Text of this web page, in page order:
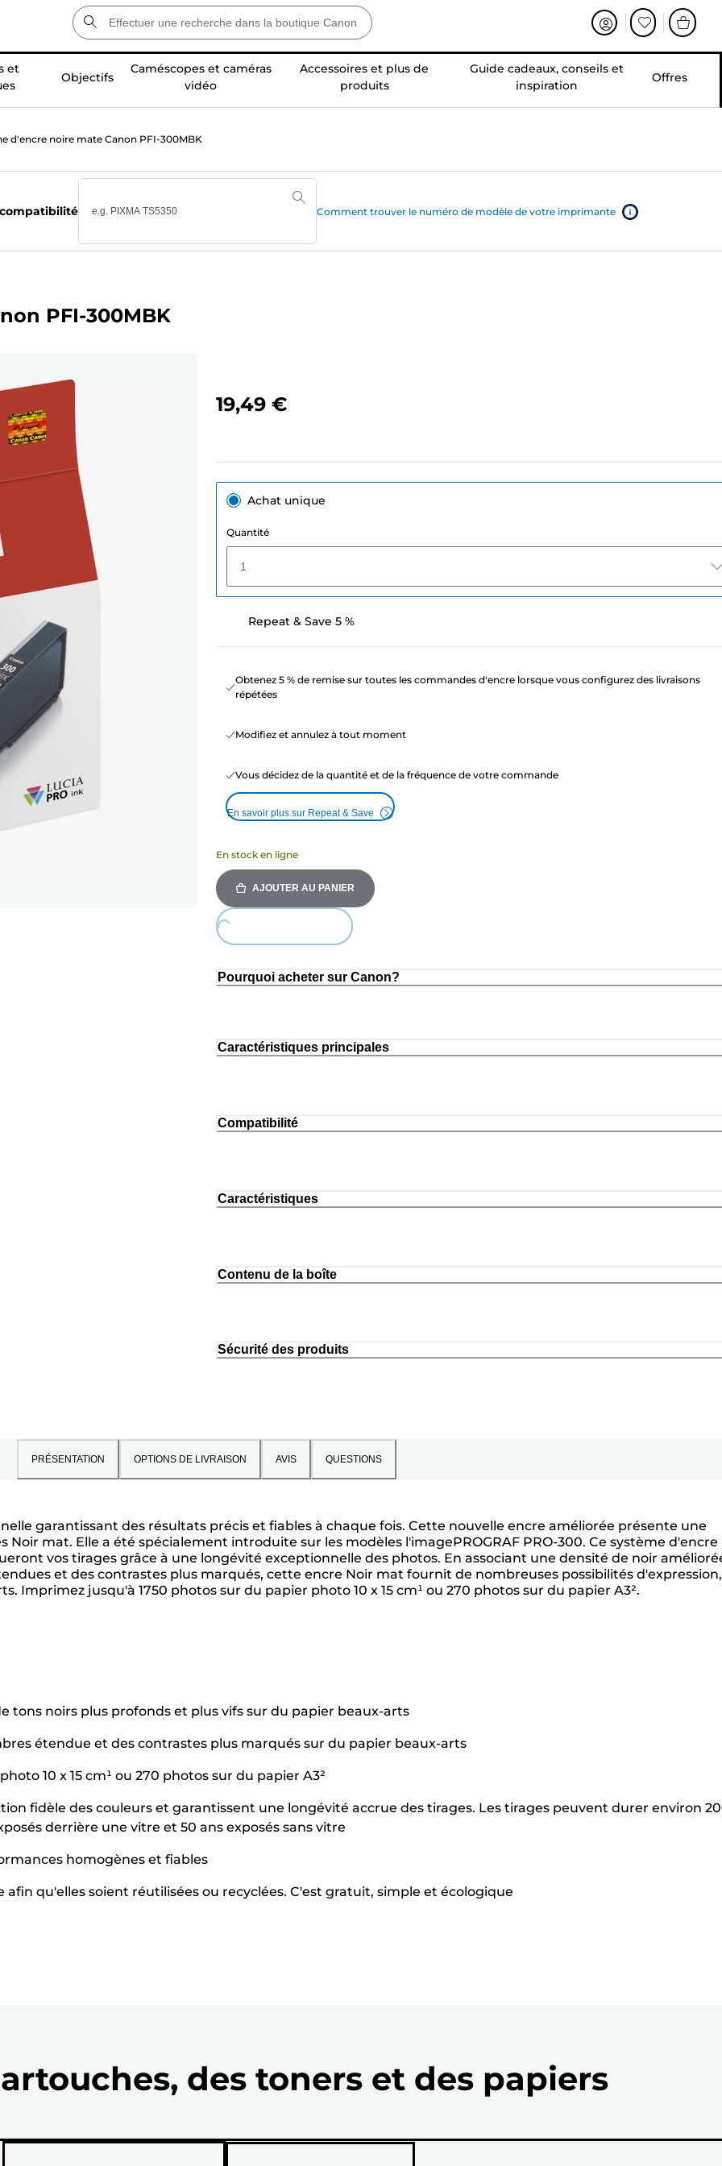
et
Objectifs
Caméscopes et caméras
vidéo
Accessoires et plus de
produits
Guide cadeaux, conseils et
inspiration
Offres
d'encre noire mate Canon PFI-300MBK
Comment trouver le numéro de modèle de votre imprimante
PFI-300MBK
19,49 €
Achat unique
Quantité
1
Repeat & Save 5 %
Obtenez 5 % de remise sur toutes les commandes d'encre lorsque vous configurez des livraisons
répétées
Modifiez et annulez à tout moment
Vous décidez de la quantité et de la fréquence de votre commande
En savoir plus sur Repeat & Save
En stock en ligne
AJOUTER AU PANIER
Loading...
Pourquoi acheter sur Canon?
Caractéristiques principales
Compatibilité
Caractéristiques
Contenu de la boîte
Sécurité des produits
PRÉSENTATION OPTIONS DE LIVRAISON AVIS QUESTIONS
garantissant des résultats précis et fiables à chaque fois. Cette nouvelle encre améliorée présente une
Noir mat. Elle a été spécialement introduite sur les modèles l'imagePROGRAF PRO-300. Ce système d'encre
vos tirages grâce à une longévité exceptionnelle des photos. En associant une densité de noir
et des contrastes plus marqués, cette encre Noir mat fournit de nombreuses possibilités
Imprimez jusqu'à 1750 photos sur du papier photo 10 x 15 cm¹ ou 270 photos sur du papier A3².
tons noirs plus profonds et plus vifs sur du papier beaux-arts
étendue et des contrastes plus marqués sur du papier beaux-arts
10 x 15 cm¹ ou 270 photos sur du papier A3²
fidèle des couleurs et garantissent une longévité accrue des tirages. Les tirages peuvent durer environ
derrière une vitre et 50 ans exposés sans vitre
homogènes et fiables
qu'elles soient réutilisées ou recyclées. C'est gratuit, simple et écologique
des toners et des papiers